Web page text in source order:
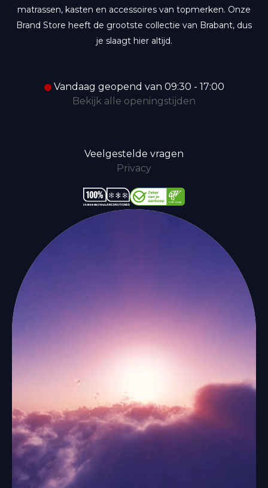
matrassen, kasten en accessoires van topmerken. Onze
Brand Store heeft de grootste collectie van Brabant, dus
je slaagt hier altijd.
Vandaag geopend van 09:30 - 17:00
Bekijk alle openingstijden
Veelgestelde vragen
Privacy